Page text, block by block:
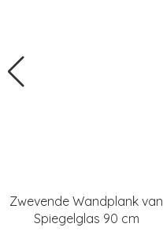
Zwevende Wandplank van
Spiegelglas 90 cm